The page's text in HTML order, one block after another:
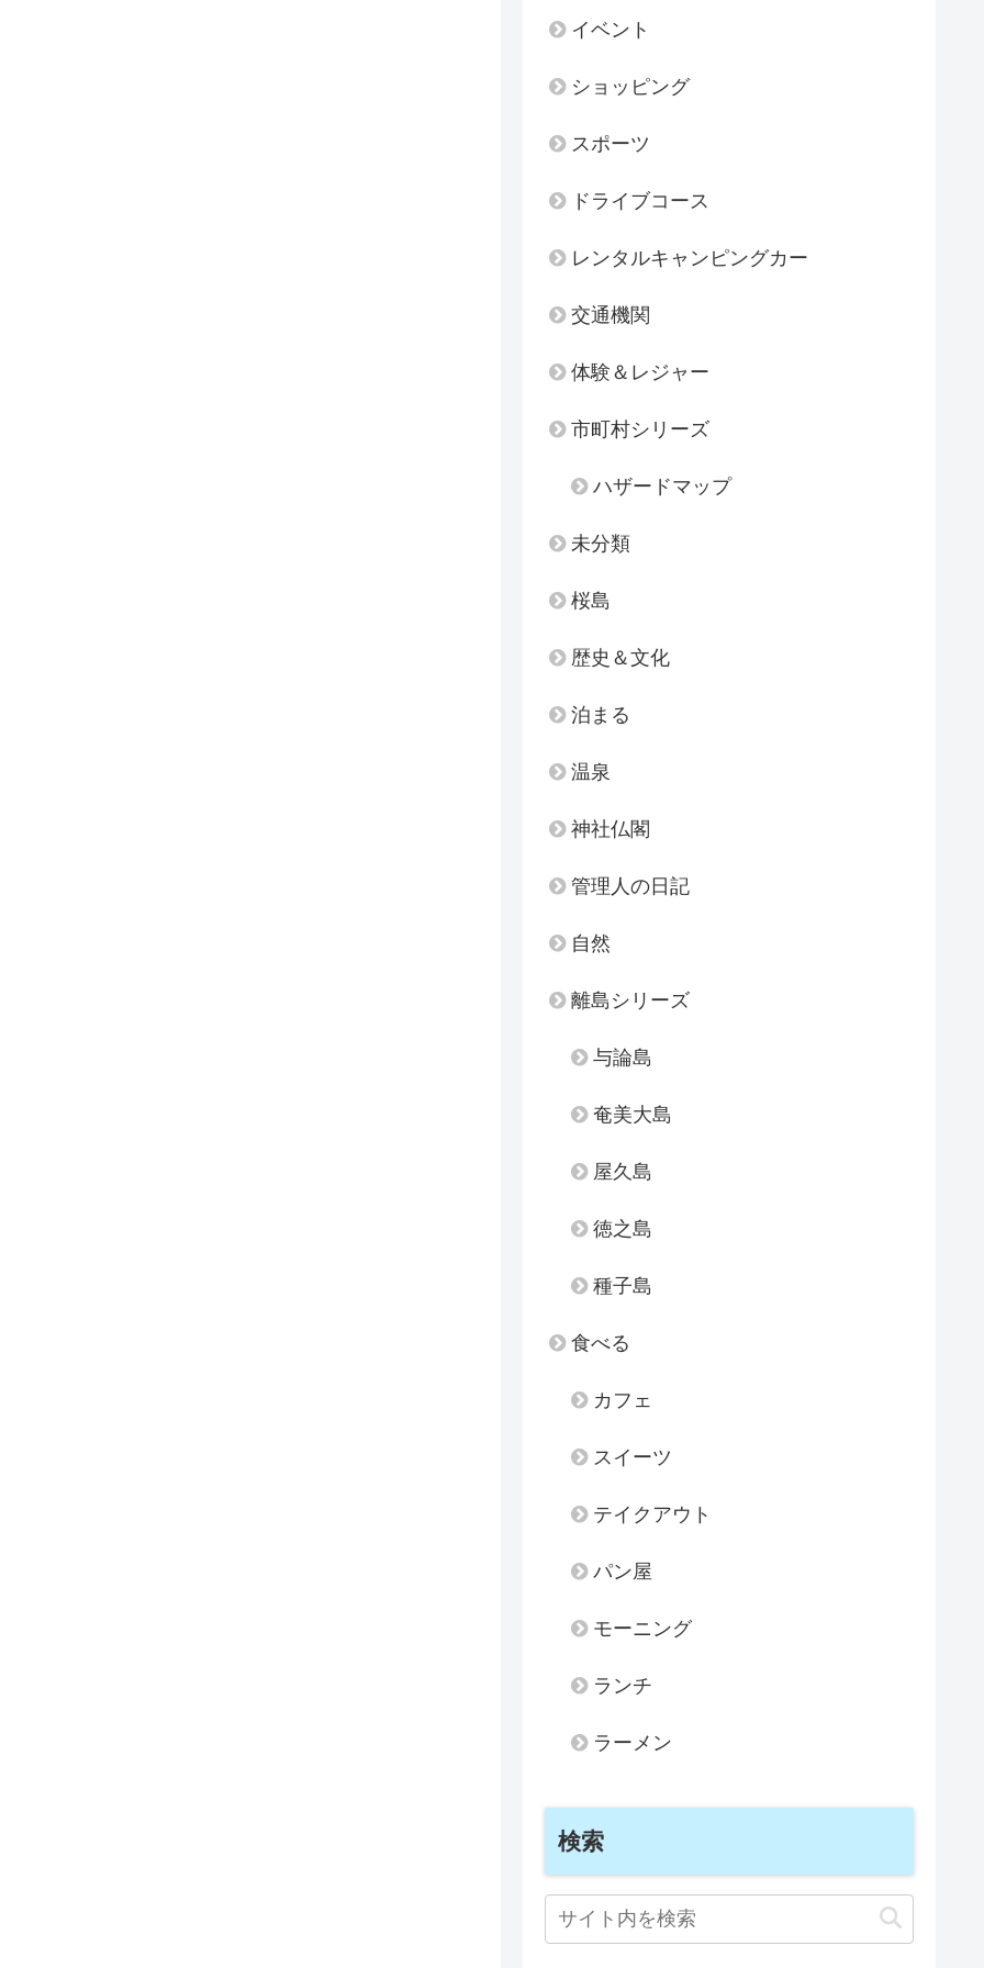
イベント
ショッピング
スポーツ
ドライブコース
レンタルキャンピングカー
交通機関
体験＆レジャー
市町村シリーズ
ハザードマップ
未分類
桜島
歴史＆文化
泊まる
温泉
神社仏閣
管理人の日記
自然
離島シリーズ
与論島
奄美大島
屋久島
徳之島
種子島
食べる
カフェ
スイーツ
テイクアウト
パン屋
モーニング
ランチ
ラーメン
検索